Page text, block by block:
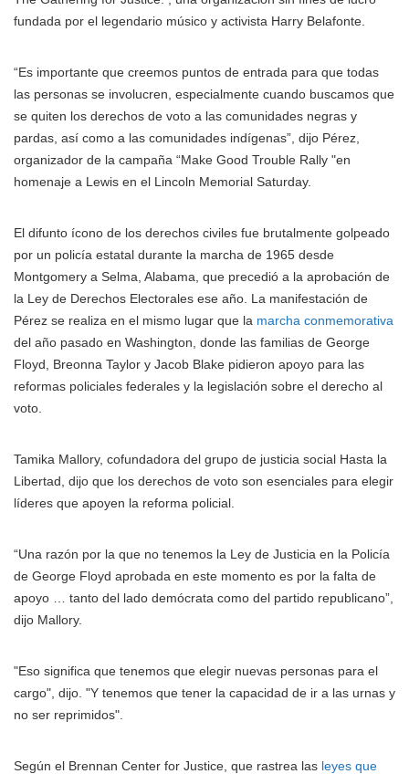
fundada por el legendario músico y activista Harry Belafonte.
“Es importante que creemos puntos de entrada para que todas
las personas se involucren, especialmente cuando buscamos que
se quiten los derechos de voto a las comunidades negras y
pardas, así como a las comunidades indígenas”, dijo Pérez,
organizador de la campaña “Make Good Trouble Rally "en
homenaje a Lewis en el Lincoln Memorial Saturday.
El difunto ícono de los derechos civiles fue brutalmente golpeado
por un policía estatal durante la marcha de 1965 desde
Montgomery a Selma, Alabama, que precedió a la aprobación de
la Ley de Derechos Electorales ese año. La manifestación de
Pérez se realiza en el mismo lugar que la marcha conmemorativa
del año pasado en Washington, donde las familias de George
Floyd, Breonna Taylor y Jacob Blake pidieron apoyo para las
reformas policiales federales y la legislación sobre el derecho al
voto.
Tamika Mallory, cofundadora del grupo de justicia social Hasta la
Libertad, dijo que los derechos de voto son esenciales para elegir
líderes que apoyen la reforma policial.
“Una razón por la que no tenemos la Ley de Justicia en la Policía
de George Floyd aprobada en este momento es por la falta de
apoyo … tanto del lado demócrata como del partido republicano”,
dijo Mallory.
"Eso significa que tenemos que elegir nuevas personas para el
cargo", dijo. "Y tenemos que tener la capacidad de ir a las urnas y
no ser reprimidos".
Según el Brennan Center for Justice, que rastrea las leyes que